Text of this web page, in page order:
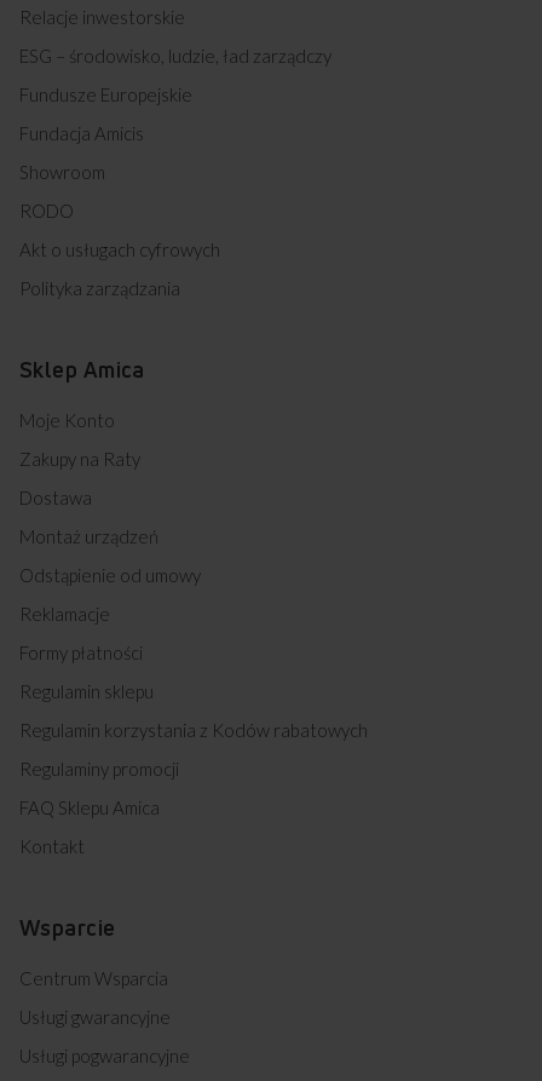
Relacje inwestorskie
ESG – środowisko, ludzie, ład zarządczy
Fundusze Europejskie
Fundacja Amicis
Showroom
RODO
Akt o usługach cyfrowych
Polityka zarządzania
Sklep Amica
Moje Konto
Zakupy na Raty
Dostawa
Montaż urządzeń
Odstąpienie od umowy
Reklamacje
Formy płatności
Regulamin sklepu
Regulamin korzystania z Kodów rabatowych
Regulaminy promocji
FAQ Sklepu Amica
Kontakt
Wsparcie
Centrum Wsparcia
Usługi gwarancyjne
Usługi pogwarancyjne